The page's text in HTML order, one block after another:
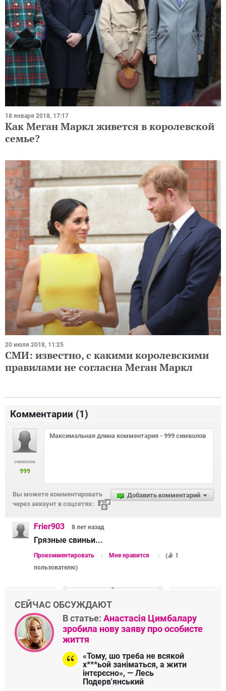
18 января 2018, 17:17
Как Меган Маркл живется в королевской
семье?
20 июля 2018, 11:25
СМИ: известно, с какими королевскими
правилами не согласна Меган Маркл
Комментарии (1)
символов
999
Добавить комментарий
Вы можете комментировать
через аккаунт в соцсетях:
Frier903 8 лет назад
Грязные свиньи...
Прокомментировать Мне нравится (
1
пользователю)
СЕЙЧАС ОБСУЖДАЮТ
В статье: Анастасія Цимбалару
зробила нову заяву про особисте
життя
«Тому, шо треба не всякой
х***ьой заніматься, а жити
інтєрєсно», — Лесь
Подерв'янський